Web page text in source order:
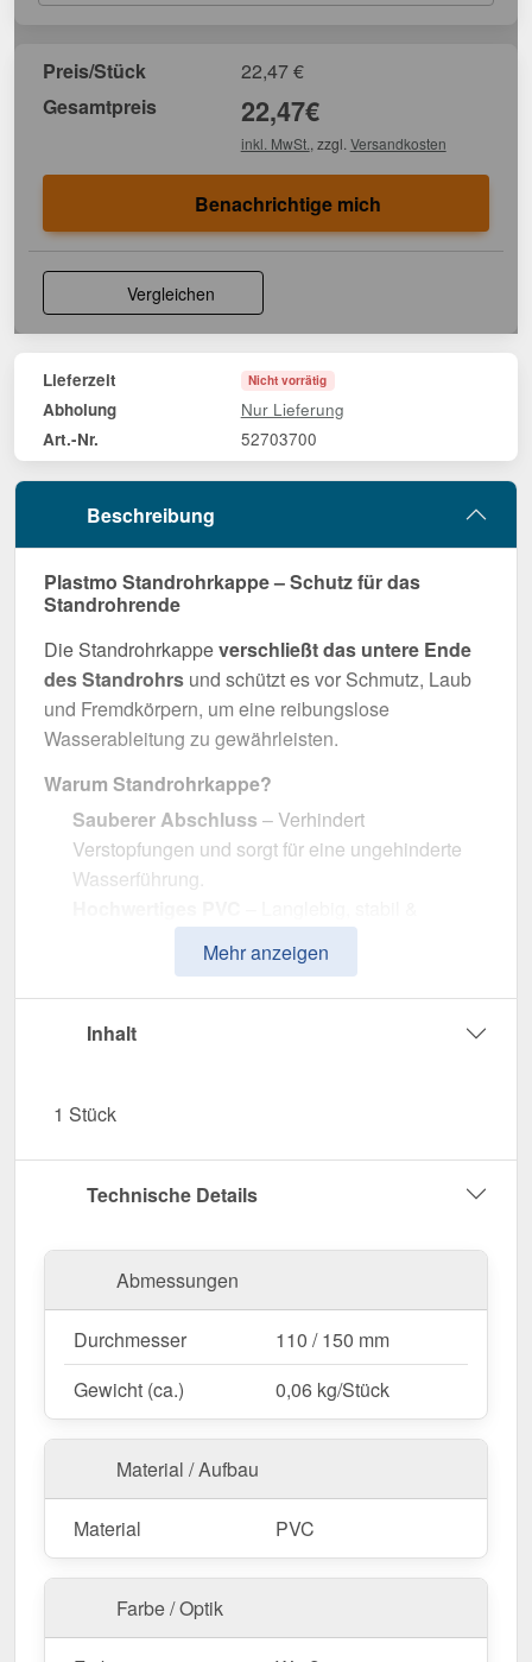
Preis/Stück 22,47€
Gesamtpreis
22,47€
inkl. MwSt. , zzgl. Versandkosten
Benachrichtige mich
Vergleichen
Lieferzeit Nicht vorrätig
Abholung Nur Lieferung
Art.-Nr. 52703700
Beschreibung
Plastmo Standrohrkappe – Schutz für das
Standrohrende
Die Standrohrkappeverschließt das untere Ende
des Standrohrs und schützt es vor Schmutz, Laub
und Fremdkörpern, um eine reibungslose
Wasserableitung zu gewährleisten.
Warum Standrohrkappe?
Sauberer Abschluss – Verhindert
Verstopfungen und sorgt für eine ungehinderte
Wasserführung.
Effiziente Wasserableitung– Optimale
Dimension mit 110 / 150 mm Durchmesser.
Einfache Montage
Sonneneinstrahlung, Feuchtigkeit & andere
& Sicherheit.
Jetzt Standrohrkappe bestellen – Für eine
geschützte & funktionale Regenwasserableitung!
Mehr anzeigen
Inhalt
1 Stück
Technische Details
Abmessungen
Durchmesser
110 / 150 mm
Gewicht (ca.)
0,06 kg/Stück
Material / Aufbau
Material PVC
Farbe / Optik